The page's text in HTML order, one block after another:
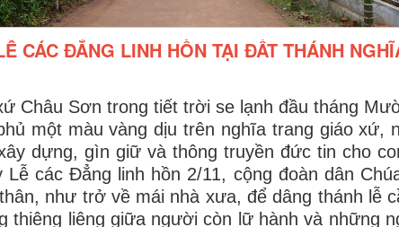
CÁC ĐẲNG LINH HỒN TẠI ĐẤT THÁNH
Châu Sơn trong tiết trời se lạnh đầu tháng
một màu vàng dịu trên nghĩa trang giáo xứ,
dựng, gìn giữ và thông truyền đức tin cho
Lễ các Đẳng linh hồn 2/11, cộng đoàn dân
như trở về mái nhà xưa, để dâng thánh lễ
thiêng liêng giữa người còn lữ hành và những